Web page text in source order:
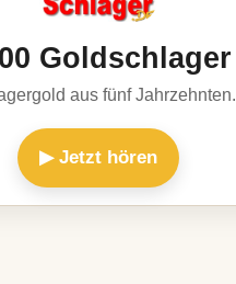
Goldschlager
aus fünf Jahrzehnten.
▶ Jetzt hören